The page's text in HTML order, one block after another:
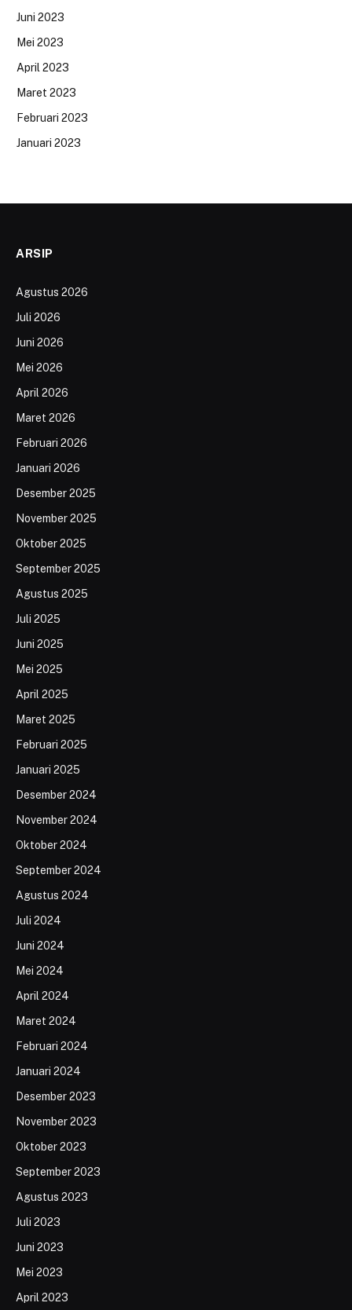
Juni 2023
Mei 2023
April 2023
Maret 2023
Februari 2023
Januari 2023
ARSIP
Agustus 2026
Juli 2026
Juni 2026
Mei 2026
April 2026
Maret 2026
Februari 2026
Januari 2026
Desember 2025
November 2025
Oktober 2025
September 2025
Agustus 2025
Juli 2025
Juni 2025
Mei 2025
April 2025
Maret 2025
Februari 2025
Januari 2025
Desember 2024
November 2024
Oktober 2024
September 2024
Agustus 2024
Juli 2024
Juni 2024
Mei 2024
April 2024
Maret 2024
Februari 2024
Januari 2024
Desember 2023
November 2023
Oktober 2023
September 2023
Agustus 2023
Juli 2023
Juni 2023
Mei 2023
April 2023